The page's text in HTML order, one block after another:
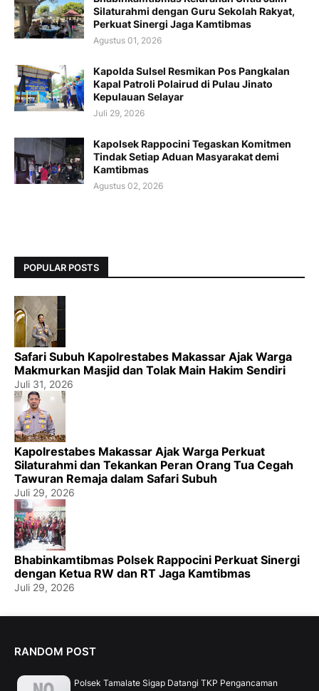
Silaturahmi dengan Guru Sekolah Rakyat,
Perkuat Sinergi Jaga Kamtibmas
Agustus 01, 2026
Kapolda Sulsel Resmikan Pos Pangkalan
Kapal Patroli Polairud di Pulau Jinato
Kepulauan Selayar
Juli 29, 2026
Kapolsek Rappocini Tegaskan Komitmen
Tindak Setiap Aduan Masyarakat demi
Kamtibmas
Agustus 02, 2026
POPULAR POSTS
Safari Subuh Kapolrestabes Makassar Ajak Warga
Makmurkan Masjid dan Tolak Main Hakim Sendiri
Juli 31, 2026
Kapolrestabes Makassar Ajak Warga Perkuat
Silaturahmi dan Tekankan Peran Orang Tua Cegah
Tawuran Remaja dalam Safari Subuh
Juli 29, 2026
Bhabinkamtibmas Polsek Rappocini Perkuat Sinergi
dengan Ketua RW dan RT Jaga Kamtibmas
Juli 29, 2026
RANDOM POST
Polsek Tamalate Sigap Datangi TKP Pengancaman